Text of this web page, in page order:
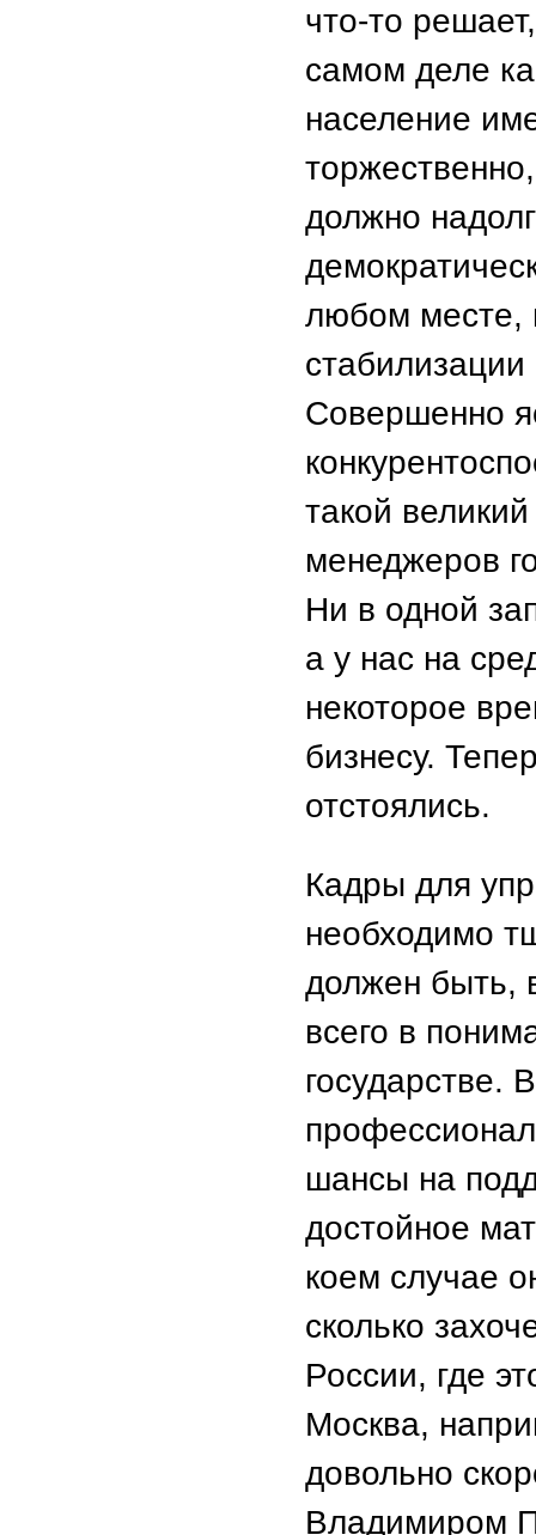
что-то
самом деле
население
должно
любом месте,
Совершенно
такой
менеджеров
Ни в одной
а у нас на
некоторое
бизнесу.
отстоялись.
Кадры для
необходимо
должен быть,
всего в
государстве.
шансы на
достойное
коем случае
сколько
России, где
Москва,
довольно
Владимиром